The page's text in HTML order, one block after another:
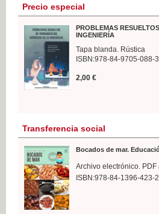
Precio especial
PROBLEMAS
INGENIERÍA
Tapa blanda. Rústica
ISBN:978-84-9705-088-3
2,00 €
Transferencia social
Bocados de mar.
Archivo electrónico. PDF
ISBN:978-84-1396-423-2